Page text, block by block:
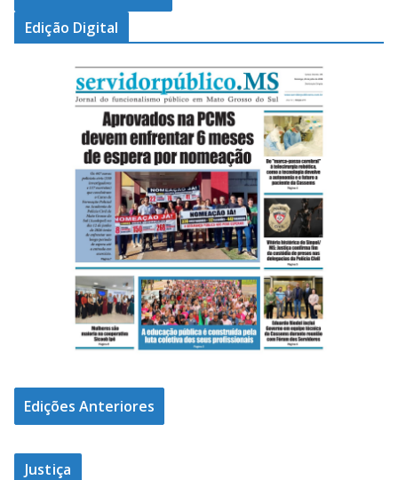
Edição Digital
Edições Anteriores
Justiça